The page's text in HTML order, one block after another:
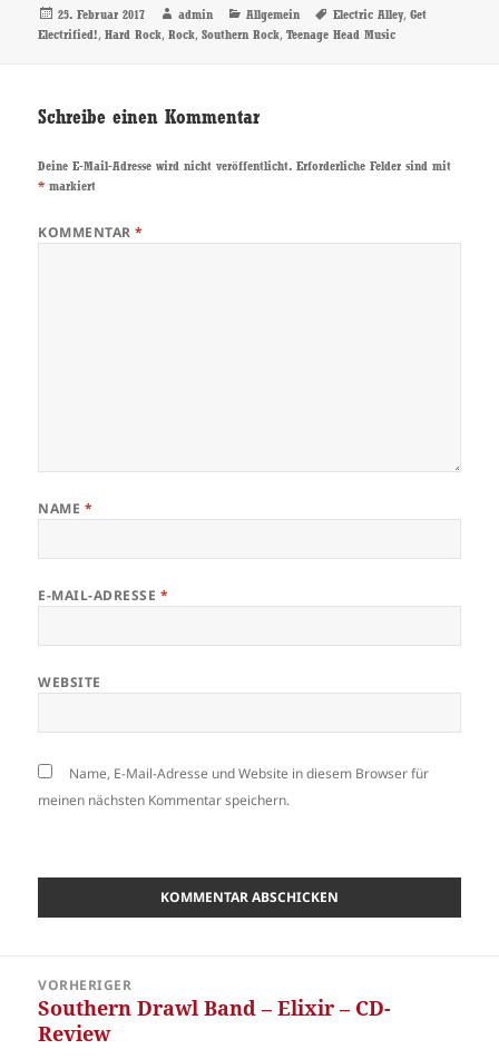
Veröffentlicht
am
25. Februar 2017 Autor
admin Kategorien
Allgemein Schlagwörter
Electric Alley,Get
Electrified!,Hard Rock,Rock,Southern Rock,Teenage Head Music
Schreibe einen Kommentar
Deine E-Mail-Adresse wird nicht veröffentlicht. Erforderliche Felder sind mit
* markiert
KOMMENTAR*
NAME *
E-MAIL-ADRESSE *
WEBSITE
Name, E-Mail-Adresse und Website in diesem Browser für
meinen nächsten Kommentar speichern.
VORHERIGER
Vorheriger
Beitrag:
Southern Drawl Band – Elixir – CD-
Review